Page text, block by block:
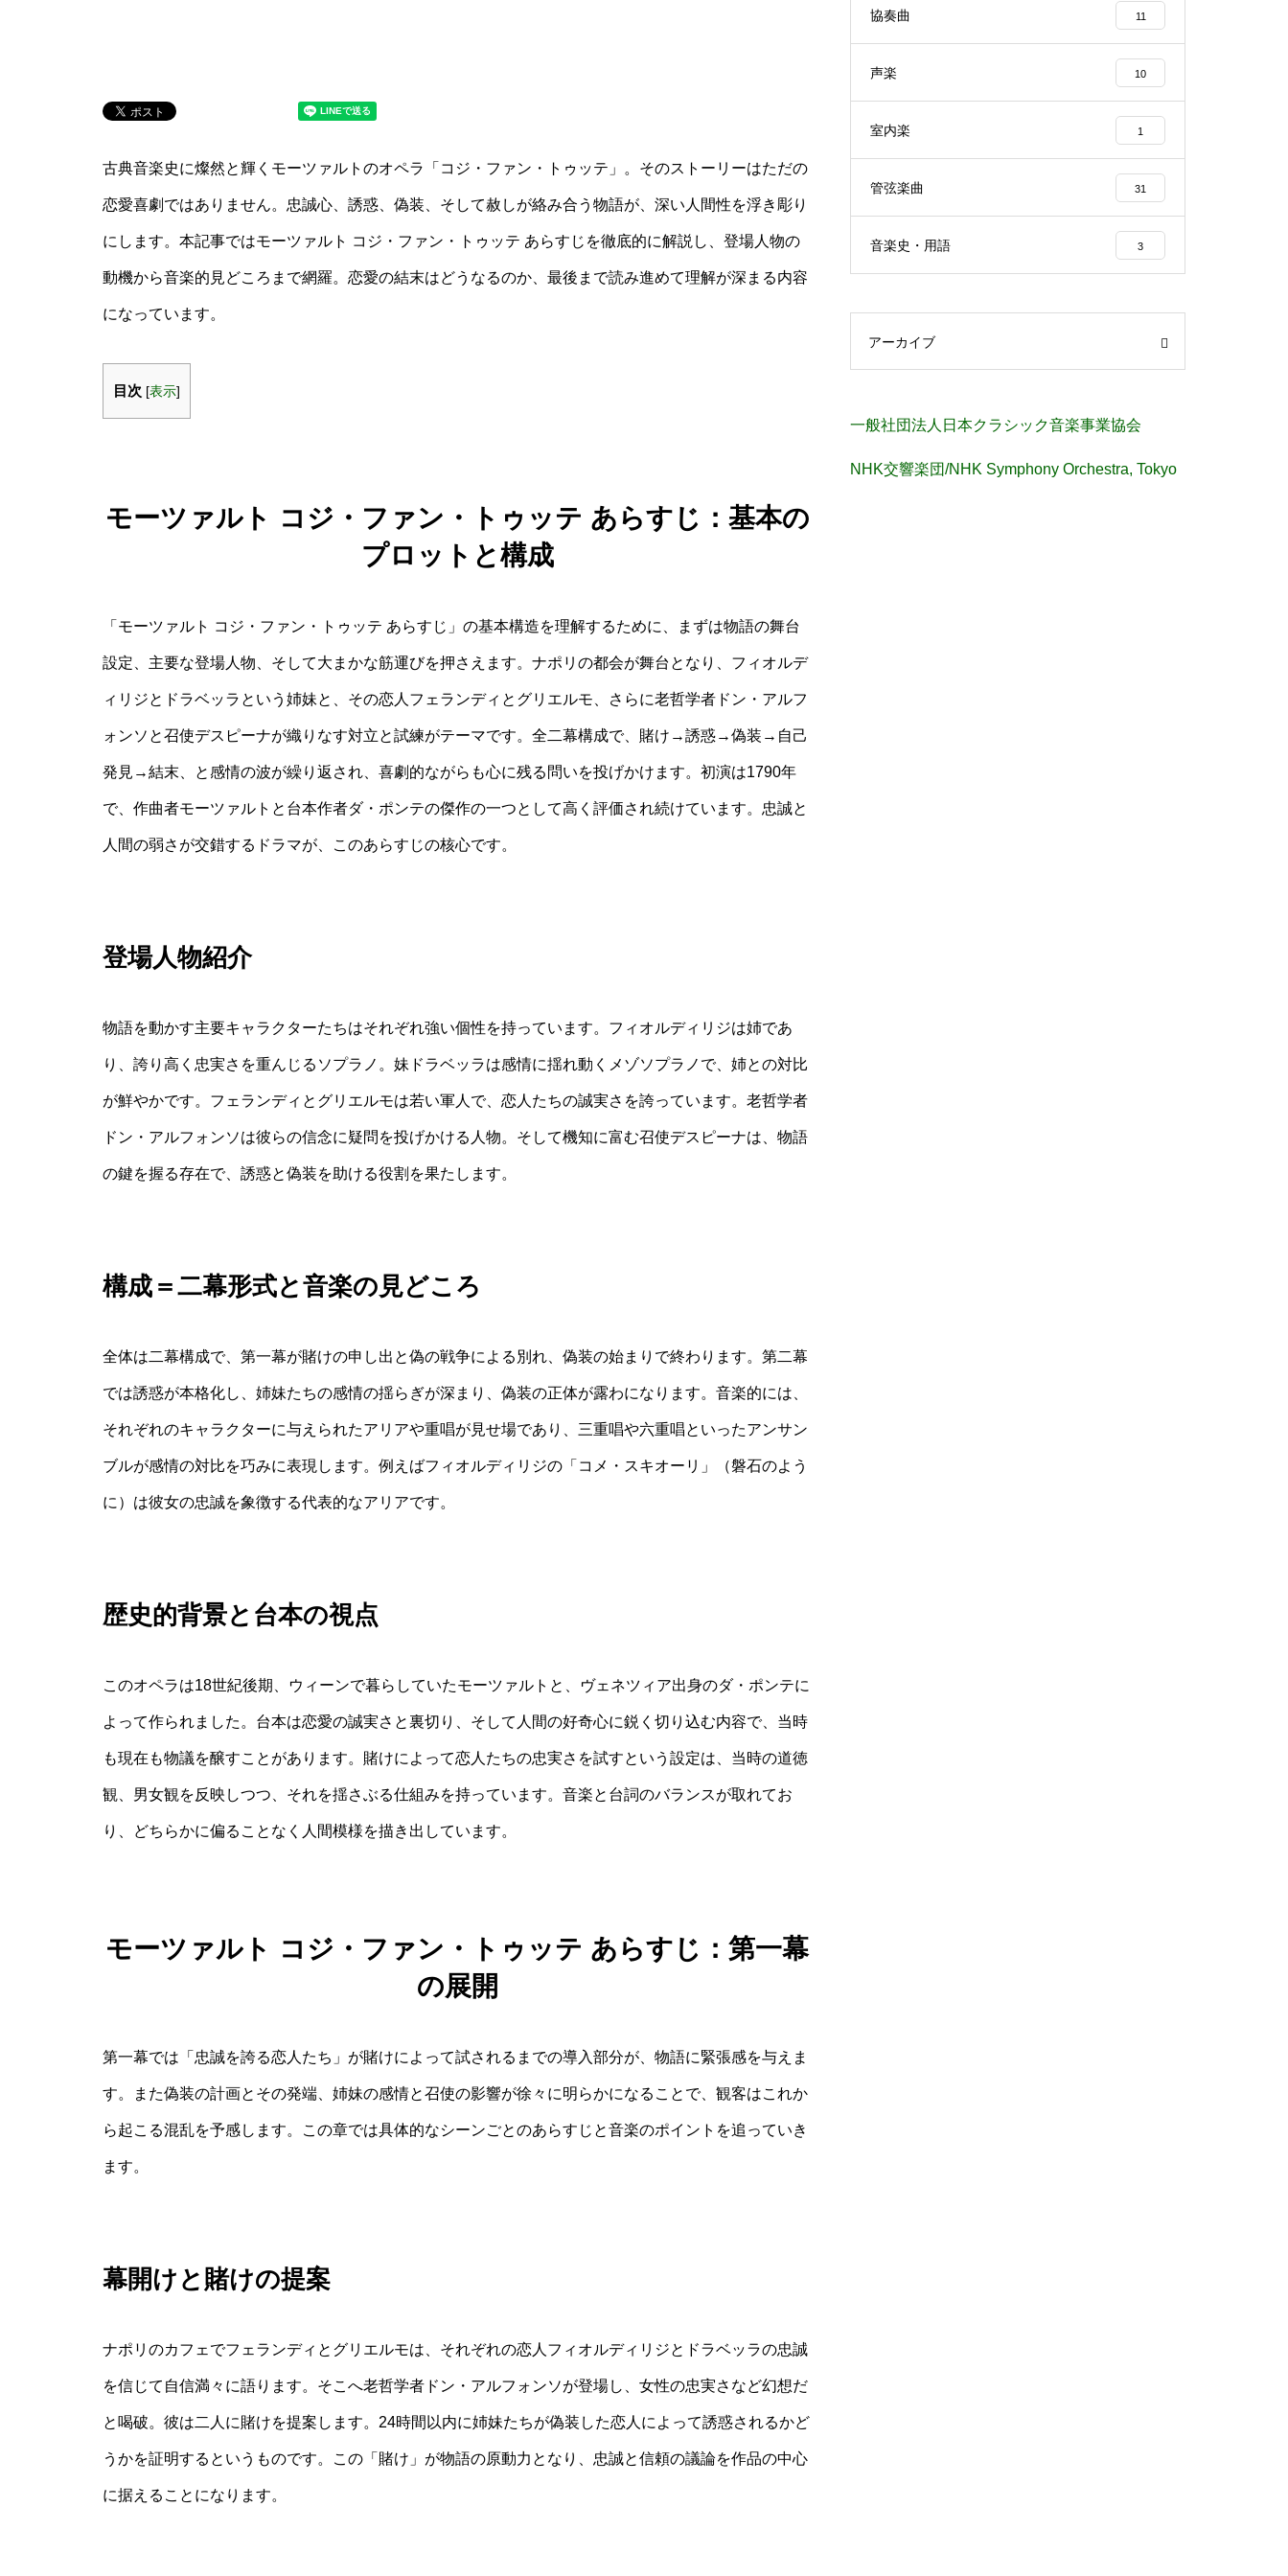
古典音楽史に燦然と輝くモーツァルトのオペラ「コジ・ファン・トゥッテ」。そのストーリーはただの
恋愛喜劇ではありません。忠誠心、誘惑、偽装、そして赦しが絡み合う物語が、深い人間性を浮き彫り
にします。本記事ではモーツァルト コジ・ファン・トゥッテ あらすじを徹底的に解説し、登場人物の
動機から音楽的見どころまで網羅。恋愛の結末はどうなるのか、最後まで読み進めて理解が深まる内容
になっています。
目次 [表示]
モーツァルト コジ・ファン・トゥッテ あらすじ：基本の
プロットと構成
「モーツァルト コジ・ファン・トゥッテ あらすじ」の基本構造を理解するために、まずは物語の舞台
設定、主要な登場人物、そして大まかな筋運びを押さえます。ナポリの都会が舞台となり、フィオルデ
ィリジとドラベッラという姉妹と、その恋人フェランディとグリエルモ、さらに老哲学者ドン・アルフ
ォンソと召使デスピーナが織りなす対立と試練がテーマです。全二幕構成で、賭け→誘惑→偽装→自己
発見→結末、と感情の波が繰り返され、喜劇的ながらも心に残る問いを投げかけます。初演は1790年
で、作曲者モーツァルトと台本作者ダ・ポンテの傑作の一つとして高く評価され続けています。忠誠と
人間の弱さが交錯するドラマが、このあらすじの核心です。
登場人物紹介
物語を動かす主要キャラクターたちはそれぞれ強い個性を持っています。フィオルディリジは姉であ
り、誇り高く忠実さを重んじるソプラノ。妹ドラベッラは感情に揺れ動くメゾソプラノで、姉との対比
が鮮やかです。フェランディとグリエルモは若い軍人で、恋人たちの誠実さを誇っています。老哲学者
ドン・アルフォンソは彼らの信念に疑問を投げかける人物。そして機知に富む召使デスピーナは、物語
の鍵を握る存在で、誘惑と偽装を助ける役割を果たします。
構成＝二幕形式と音楽の見どころ
全体は二幕構成で、第一幕が賭けの申し出と偽の戦争による別れ、偽装の始まりで終わります。第二幕
では誘惑が本格化し、姉妹たちの感情の揺らぎが深まり、偽装の正体が露わになります。音楽的には、
それぞれのキャラクターに与えられたアリアや重唱が見せ場であり、三重唱や六重唱といったアンサン
ブルが感情の対比を巧みに表現します。例えばフィオルディリジの「コメ・スキオーリ」（磐石のよう
に）は彼女の忠誠を象徴する代表的なアリアです。
歴史的背景と台本の視点
このオペラは18世紀後期、ウィーンで暮らしていたモーツァルトと、ヴェネツィア出身のダ・ポンテに
よって作られました。台本は恋愛の誠実さと裏切り、そして人間の好奇心に鋭く切り込む内容で、当時
も現在も物議を醸すことがあります。賭けによって恋人たちの忠実さを試すという設定は、当時の道徳
観、男女観を反映しつつ、それを揺さぶる仕組みを持っています。音楽と台詞のバランスが取れてお
り、どちらかに偏ることなく人間模様を描き出しています。
モーツァルト コジ・ファン・トゥッテ あらすじ：第一幕
の展開
第一幕では「忠誠を誇る恋人たち」が賭けによって試されるまでの導入部分が、物語に緊張感を与えま
す。また偽装の計画とその発端、姉妹の感情と召使の影響が徐々に明らかになることで、観客はこれか
ら起こる混乱を予感します。この章では具体的なシーンごとのあらすじと音楽のポイントを追っていき
ます。
幕開けと賭けの提案
ナポリのカフェでフェランディとグリエルモは、それぞれの恋人フィオルディリジとドラベッラの忠誠
を信じて自信満々に語ります。そこへ老哲学者ドン・アルフォンソが登場し、女性の忠実さなど幻想だ
と喝破。彼は二人に賭けを提案します。24時間以内に姉妹たちが偽装した恋人によって誘惑されるかど
うかを証明するというものです。この「賭け」が物語の原動力となり、忠誠と信頼の議論を作品の中心
に据えることになります。
協奏曲 11
声楽 10
室内楽 1
管弦楽曲 31
音楽史・用語 3
アーカイブ
一般社団法人日本クラシック音楽事業協会
NHK交響楽団/NHK Symphony Orchestra, Tokyo